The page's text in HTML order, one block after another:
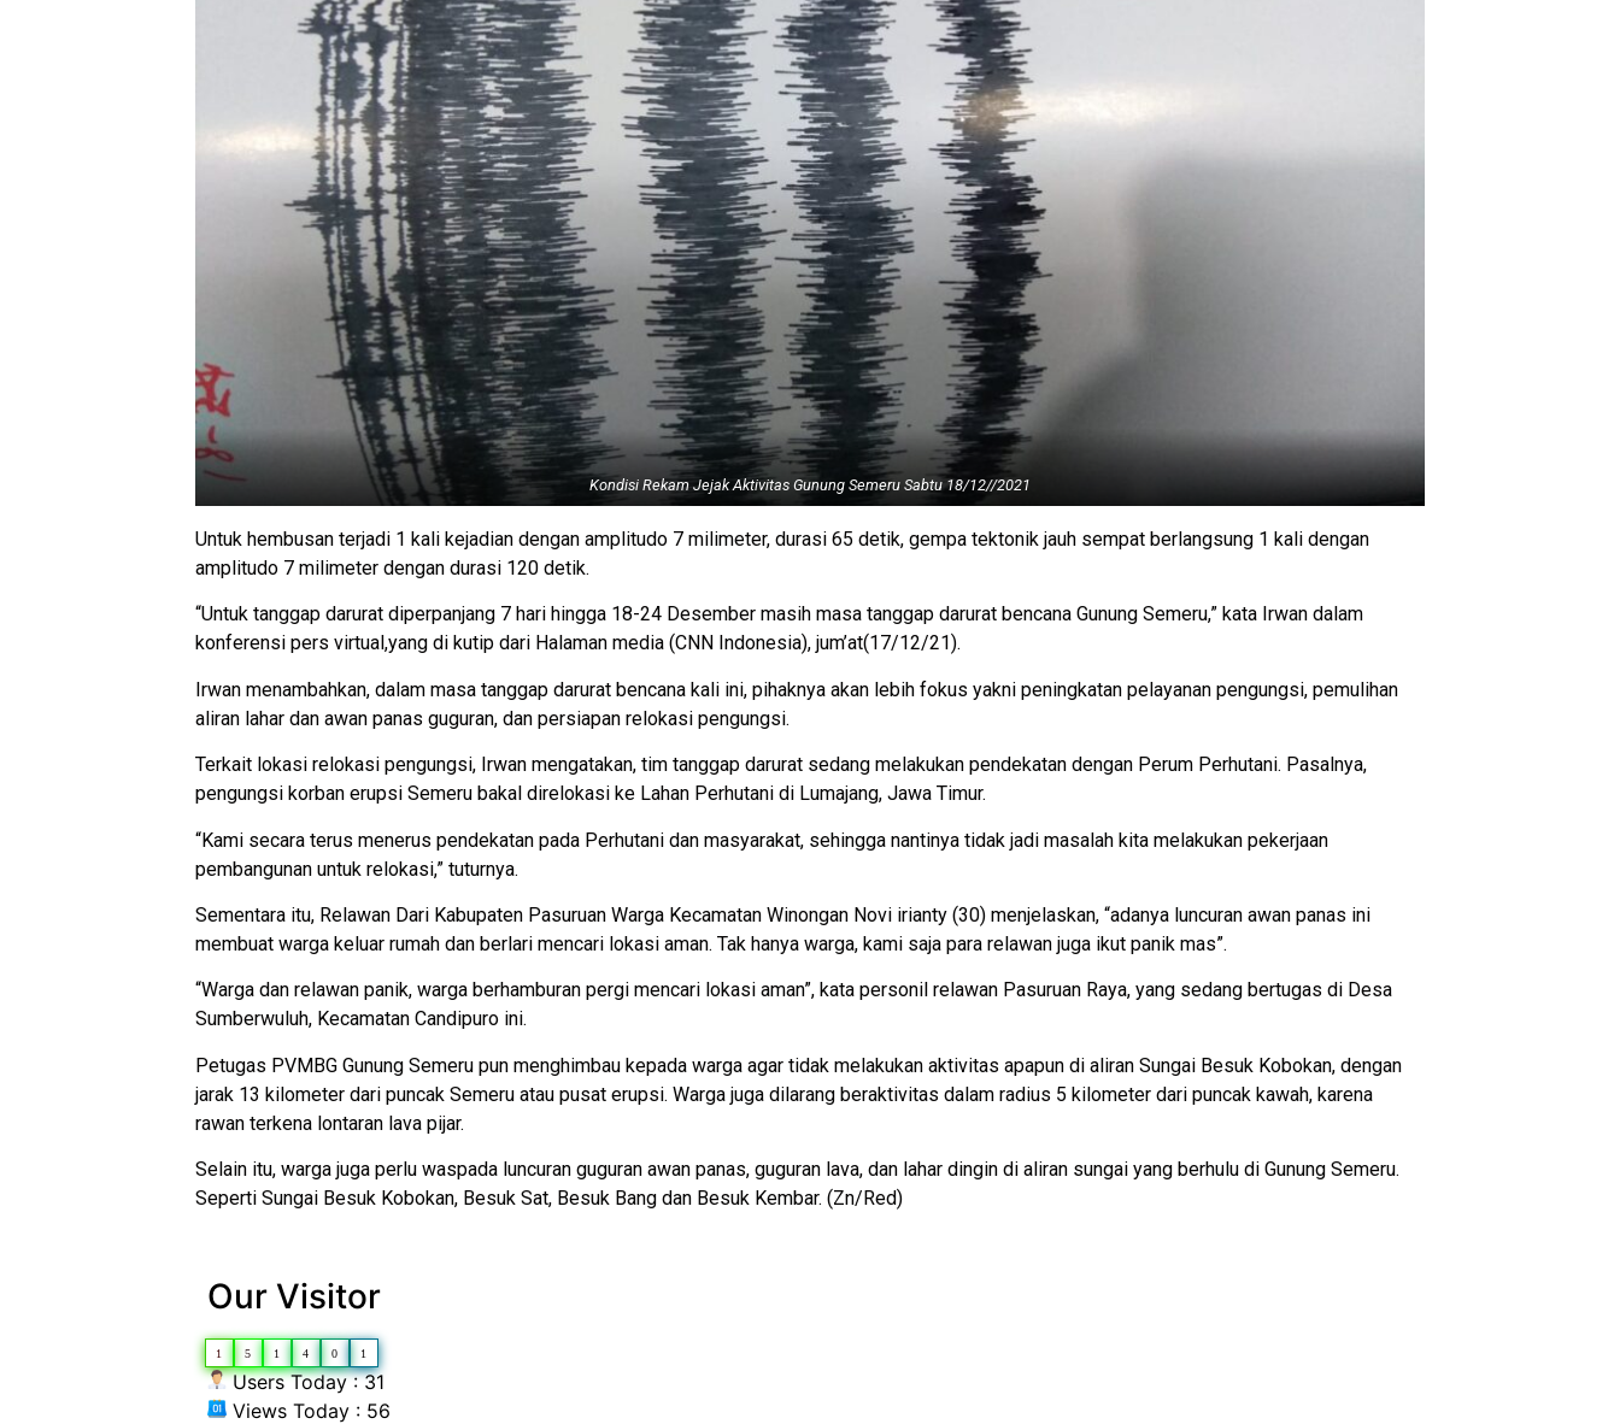
Kondisi Rekam Jejak Aktivitas Gunung Semeru Sabtu 18/12//2021
Untuk hembusan terjadi 1 kali kejadian dengan amplitudo 7 milimeter, durasi 65 detik, gempa tektonik jauh sempat berlangsung 1 kali dengan
amplitudo 7 milimeter dengan durasi 120 detik.
“Untuk tanggap darurat diperpanjang 7 hari hingga 18-24 Desember masih masa tanggap darurat bencana Gunung Semeru,” kata Irwan dalam
konferensi pers virtual,yang di kutip dari Halaman media (CNN Indonesia), jum’at(17/12/21).
Irwan menambahkan, dalam masa tanggap darurat bencana kali ini, pihaknya akan lebih fokus yakni peningkatan pelayanan pengungsi, pemulihan
aliran lahar dan awan panas guguran, dan persiapan relokasi pengungsi.
Terkait lokasi relokasi pengungsi, Irwan mengatakan, tim tanggap darurat sedang melakukan pendekatan dengan Perum Perhutani. Pasalnya,
pengungsi korban erupsi Semeru bakal direlokasi ke Lahan Perhutani di Lumajang, Jawa Timur.
“Kami secara terus menerus pendekatan pada Perhutani dan masyarakat, sehingga nantinya tidak jadi masalah kita melakukan pekerjaan
pembangunan untuk relokasi,” tuturnya.
Sementara itu, Relawan Dari Kabupaten Pasuruan Warga Kecamatan Winongan Novi irianty (30) menjelaskan, “adanya luncuran awan panas ini
membuat warga keluar rumah dan berlari mencari lokasi aman. Tak hanya warga, kami saja para relawan juga ikut panik mas”.
“Warga dan relawan panik, warga berhamburan pergi mencari lokasi aman”, kata personil relawan Pasuruan Raya, yang sedang bertugas di Desa
Sumberwuluh, Kecamatan Candipuro ini.
Petugas PVMBG Gunung Semeru pun menghimbau kepada warga agar tidak melakukan aktivitas apapun di aliran Sungai Besuk Kobokan, dengan
jarak 13 kilometer dari puncak Semeru atau pusat erupsi. Warga juga dilarang beraktivitas dalam radius 5 kilometer dari puncak kawah, karena
rawan terkena lontaran lava pijar.
Selain itu, warga juga perlu waspada luncuran guguran awan panas, guguran lava, dan lahar dingin di aliran sungai yang berhulu di Gunung Semeru.
Seperti Sungai Besuk Kobokan, Besuk Sat, Besuk Bang dan Besuk Kembar. (Zn/Red)
Our Visitor
1 5 1 4 0 1
Users Today : 31
Views Today : 56